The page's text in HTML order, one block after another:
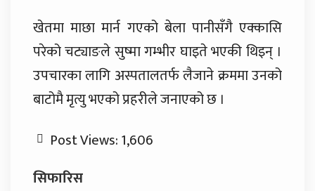
खेतमा माछा मार्न गएको बेला पानीसँगै एक्कासि
परेको चट्याङले सुष्मा गम्भीर घाइते भएकी थिइन् ।
उपचारका लागि अस्पतालतर्फ लैजाने क्रममा उनको
बाटोमै मृत्यु भएको प्रहरीले जनाएको छ ।
Post Views:1,606
सिफारिस